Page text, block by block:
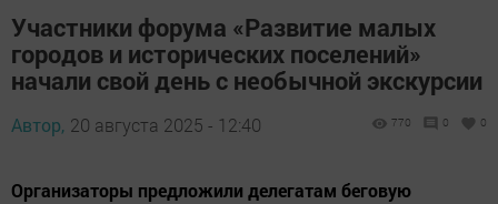
Участники форума «Развитие малых
городов и исторических поселений»
начали свой день с необычной экскурсии
Автор, 20 августа 2025 - 12:40 770 0 0
Организаторы предложили делегатам беговую